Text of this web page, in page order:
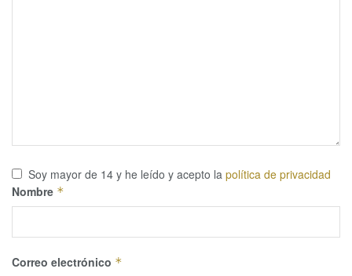
Soy mayor de 14 y he leído y acepto la política de privacidad
Nombre *
Correo electrónico *